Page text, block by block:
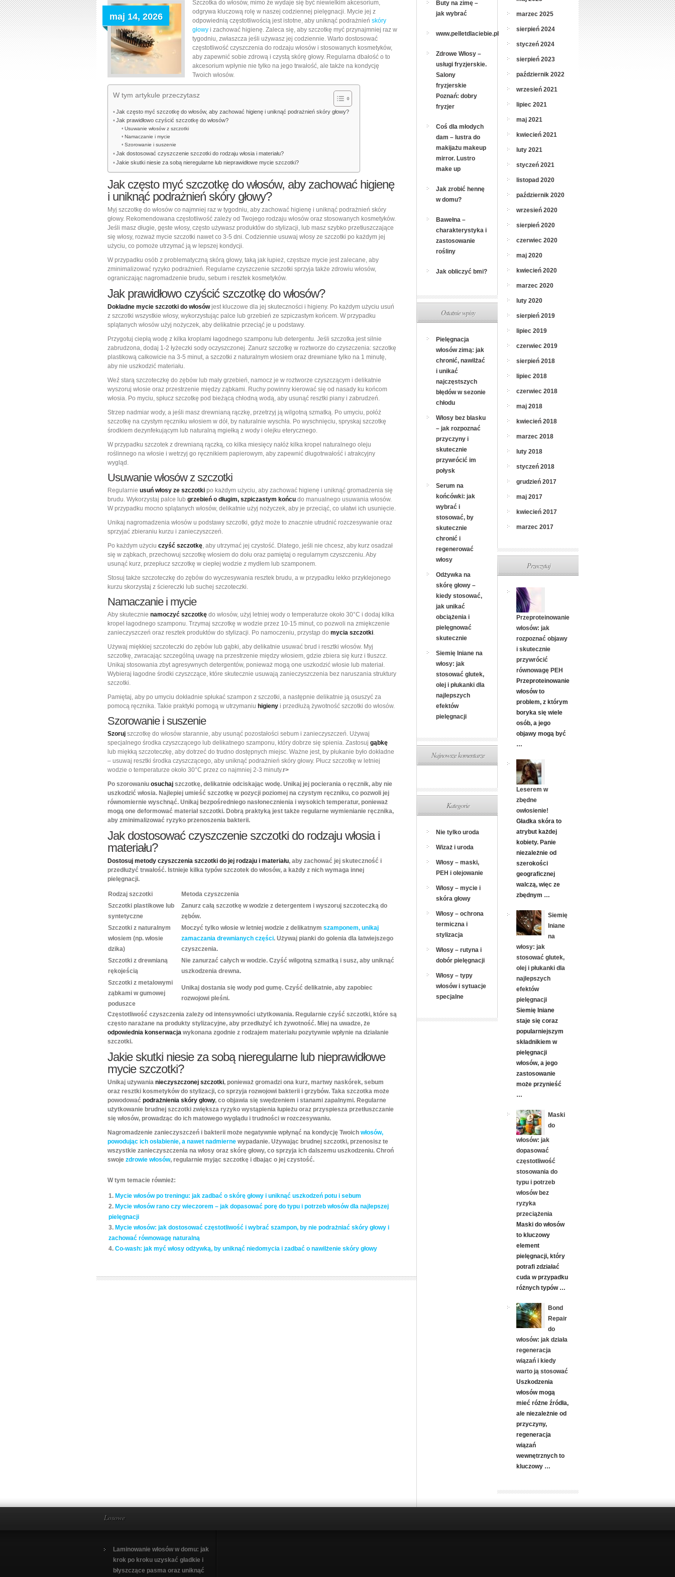
do
włosów:
jak
często
czyścić,
by
utrzymać
maj 14, 2026
Szczotka do włosów, mimo że wydaje się być niewielkim akcesorium,
odgrywa kluczową rolę w naszej codziennej pielęgnacji. Mycie jej z
odpowiednią częstotliwością jest istotne, aby uniknąć podrażnień skóry
głowy i zachować higienę. Zaleca się, aby szczotkę myć przynajmniej raz w
tygodniu, zwłaszcza jeśli używasz jej codziennie. Warto dostosować
częstotliwość czyszczenia do rodzaju włosów i stosowanych kosmetyków,
aby zapewnić sobie zdrową i czystą skórę głowy. Regularna dbałość o to
akcesorium wpłynie nie tylko na jego trwałość, ale także na kondycję
Twoich włosów.
W tym artykule przeczytasz
Jak często myć szczotkę do włosów, aby zachować higienę i uniknąć podrażnień skóry głowy?
Jak prawidłowo czyścić szczotkę do włosów?
Usuwanie włosów z szczotki
Namaczanie i mycie
Szorowanie i suszenie
Jak dostosować czyszczenie szczotki do rodzaju włosia i materiału?
Jakie skutki niesie za sobą nieregularne lub nieprawidłowe mycie szczotki?
Jak często myć szczotkę do włosów, aby zachować higienę
i uniknąć podrażnień skóry głowy?
Myj szczotkę do włosów co najmniej raz w tygodniu, aby zachować higienę i uniknąć podrażnień skóry
głowy. Rekomendowana częstotliwość zależy od Twojego rodzaju włosów oraz stosowanych kosmetyków.
Jeśli masz długie, gęste włosy, często używasz produktów do stylizacji, lub masz szybko przetłuszczające
się włosy, rozważ mycie szczotki nawet co 3-5 dni. Codziennie usuwaj włosy ze szczotki po każdym jej
użyciu, co pomoże utrzymać ją w lepszej kondycji.
W przypadku osób z problematyczną skórą głowy, taką jak łupież, częstsze mycie jest zalecane, aby
zminimalizować ryzyko podrażnień. Regularne czyszczenie szczotki sprzyja także zdrowiu włosów,
ograniczając nagromadzenie brudu, sebum i resztek kosmetyków.
Jak prawidłowo czyścić szczotkę do włosów?
Dokładne mycie szczotki do włosówjest kluczowe dla jej skuteczności i higieny. Po każdym użyciu usuń
z szczotki wszystkie włosy, wykorzystując palce lub grzebień ze szpiczastym końcem. W przypadku
splątanych włosów użyj nożyczek, aby delikatnie przeciąć je u podstawy.
Przygotuj ciepłą wodę z kilka kroplami łagodnego szamponu lub detergentu. Jeśli szczotka jest silnie
zabrudzona, dodaj 1-2 łyżeczki sody oczyszczonej. Zanurz szczotkę w roztworze do czyszczenia: szczotkę
plastikową całkowicie na 3-5 minut, a szczotki z naturalnym włosiem oraz drewniane tylko na 1 minutę,
aby nie uszkodzić materiału.
Weź starą szczoteczkę do zębów lub mały grzebień, namocz je w roztworze czyszczącym i delikatnie
wyszoruj włosie oraz przestrzenie między ząbkami. Ruchy powinny kierować się od nasady ku końcom
włosia. Po myciu, spłucz szczotkę pod bieżącą chłodną wodą, aby usunąć resztki piany i zabrudzeń.
Strzep nadmiar wody, a jeśli masz drewnianą rączkę, przetrzyj ją wilgotną szmatką. Po umyciu, połóż
szczotkę na czystym ręczniku włosiem w dół, by naturalnie wyschła. Po wyschnięciu, spryskaj szczotkę
środkiem dezynfekującym lub naturalną mgiełką z wody i olejku eterycznego.
W przypadku szczotek z drewnianą rączką, co kilka miesięcy nałóż kilka kropel naturalnego oleju
roślinnego na włosie i wetrzyj go ręcznikiem papierowym, aby zapewnić długotrwałość i atrakcyjny
wygląd.
Usuwanie włosów z szczotki
Regularnie usuń włosy ze szczotki po każdym użyciu, aby zachować higienę i uniknąć gromadzenia się
brudu. Wykorzystaj palce lub grzebień o długim, szpiczastym końcu do manualnego usuwania włosów.
W przypadku mocno splątanych włosów, delikatnie użyj nożyczek, aby je przeciąć, co ułatwi ich usunięcie.
Unikaj nagromadzenia włosów u podstawy szczotki, gdyż może to znacznie utrudnić rozczesywanie oraz
sprzyjać zbieraniu kurzu i zanieczyszczeń.
Po każdym użyciu czyść szczotkę, aby utrzymać jej czystość. Dlatego, jeśli nie chcesz, aby kurz osadzał
się w ząbkach, przechowuj szczotkę włosiem do dołu oraz pamiętaj o regularnym czyszczeniu. Aby
usunąć kurz, przepłucz szczotkę w ciepłej wodzie z mydłem lub szamponem.
Stosuj także szczoteczkę do zębów do wyczesywania resztek brudu, a w przypadku lekko przyklejonego
kurzu skorzystaj z ściereczki lub suchej szczoteczki.
Namaczanie i mycie
Aby skutecznie namoczyć szczotkę do włosów, użyj letniej wody o temperaturze około 30°C i dodaj kilka
kropel łagodnego szamponu. Trzymaj szczotkę w wodzie przez 10-15 minut, co pozwoli na zmiękczenie
zanieczyszczeń oraz resztek produktów do stylizacji. Po namoczeniu, przystąp do mycia szczotki.
Używaj miękkiej szczoteczki do zębów lub gąbki, aby delikatnie usuwać brud i resztki włosów. Myj
szczotkę, zwracając szczególną uwagę na przestrzenie między włosiem, gdzie zbiera się kurz i tłuszcz.
Unikaj stosowania zbyt agresywnych detergentów, ponieważ mogą one uszkodzić włosie lub materiał.
Wybieraj łagodne środki czyszczące, które skutecznie usuwają zanieczyszczenia bez naruszania struktury
szczotki.
Pamiętaj, aby po umyciu dokładnie spłukać szampon z szczotki, a następnie delikatnie ją osuszyć za
pomocą ręcznika. Takie praktyki pomogą w utrzymaniu higieny i przedłużą żywotność szczotki do włosów.
Szorowanie i suszenie
Szoruj szczotkę do włosów starannie, aby usunąć pozostałości sebum i zanieczyszczeń. Używaj
specjalnego środka czyszczącego lub delikatnego szamponu, który dobrze się spienia. Zastosuj gąbkę
lub miękką szczoteczkę, aby dotrzeć do trudno dostępnych miejsc. Ważne jest, by płukanie było dokładne
– usuwaj resztki środka czyszczącego, aby uniknąć podrażnień skóry głowy. Płucz szczotkę w letniej
wodzie o temperaturze około 30°C przez co najmniej 2-3 minuty.r>
Po szorowaniu osuchaj szczotkę, delikatnie odciskając wodę. Unikaj jej pocierania o ręcznik, aby nie
uszkodzić włosia. Najlepiej umieść szczotkę w pozycji poziomej na czystym ręczniku, co pozwoli jej
równomiernie wyschnąć. Unikaj bezpośredniego nasłonecznienia i wysokich temperatur, ponieważ
mogą one deformować materiał szczotki. Dobrą praktyką jest także regularne wymienianie ręcznika,
aby zminimalizować ryzyko przenoszenia bakterii.
Jak dostosować czyszczenie szczotki do rodzaju włosia i
materiału?
Dostosuj metody czyszczenia szczotki do jej rodzaju i materiału, aby zachować jej skuteczność i
przedłużyć trwałość. Istnieje kilka typów szczotek do włosów, a każdy z nich wymaga innej
pielęgnacji.
Rodzaj szczotki
Metoda czyszczenia
Szczotki plastikowe lub
syntetyczne
Zanurz całą szczotkę w wodzie z detergentem i wyszoruj szczoteczką do
zębów.
Szczotki z naturalnym
włosiem (np. włosie
dzika)
Moczyć tylko włosie w letniej wodzie z delikatnym szamponem, unikaj
zamaczania drewnianych części. Używaj pianki do golenia dla łatwiejszego
czyszczenia.
Szczotki z drewnianą
rękojeścią
Nie zanurzać całych w wodzie. Czyść wilgotną szmatką i susz, aby uniknąć
uszkodzenia drewna.
Szczotki z metalowymi
ząbkami w gumowej
poduszce
Unikaj dostania się wody pod gumę. Czyść delikatnie, aby zapobiec
rozwojowi pleśni.
Częstotliwość czyszczenia zależy od intensywności użytkowania. Regularnie czyść szczotki, które są
często narażane na produkty stylizacyjne, aby przedłużyć ich żywotność. Miej na uwadze, że
odpowiednia konserwacja wykonana zgodnie z rodzajem materiału pozytywnie wpłynie na działanie
szczotki.
Jakie skutki niesie za sobą nieregularne lub nieprawidłowe
mycie szczotki?
Unikaj używania nieczyszczonej szczotki, ponieważ gromadzi ona kurz, martwy naskórek, sebum
oraz resztki kosmetyków do stylizacji, co sprzyja rozwojowi bakterii i grzybów. Taka szczotka może
powodować podrażnienia skóry głowy, co objawia się swędzeniem i stanami zapalnymi. Regularne
użytkowanie brudnej szczotki zwiększa ryzyko wystąpienia łupieżu oraz przyspiesza przetłuszczanie
się włosów, prowadząc do ich matowego wyglądu i trudności w rozczesywaniu.
Nagromadzenie zanieczyszczeń i bakterii może negatywnie wpłynąć na kondycję Twoich włosów,
powodując ich osłabienie, a nawet nadmierne wypadanie. Używając brudnej szczotki, przenosisz te
wszystkie zanieczyszczenia na włosy oraz skórę głowy, co sprzyja ich dalszemu uszkodzeniu. Chroń
swoje zdrowie włosów, regularnie myjąc szczotkę i dbając o jej czystość.
W tym temacie również:
Mycie włosów po treningu: jak zadbać o skórę głowy i uniknąć uszkodzeń potu i sebum
Mycie włosów rano czy wieczorem – jak dopasować porę do typu i potrzeb włosów dla najlepszej
pielęgnacji
Mycie włosów: jak dostosować częstotliwość i wybrać szampon, by nie podrażniać skóry głowy i
zachować równowagę naturalną
Co-wash: jak myć włosy odżywką, by uniknąć niedomycia i zadbać o nawilżenie skóry głowy
Buty na zimę –
jak wybrać
www.pelletdlaciebie.pl
Zdrowe Włosy –
usługi fryzjerskie.
Salony
fryzjerskie
Poznań: dobry
fryzjer
Coś dla młodych
dam – lustra do
makijażu makeup
mirror. Lustro
make up
Jak zrobić hennę
w domu?
Bawełna –
charakterystyka i
zastosowanie
rośliny
Jak obliczyć bmi?
Ostatnie wpisy
Pielęgnacja
włosów zimą: jak
chronić, nawilżać
i unikać
najczęstszych
błędów w sezonie
chłodu
Włosy bez blasku
– jak rozpoznać
przyczyny i
skutecznie
przywrócić im
połysk
Serum na
końcówki: jak
wybrać i
stosować, by
skutecznie
chronić i
regenerować
włosy
Odżywka na
skórę głowy –
kiedy stosować,
jak unikać
obciążenia i
pielęgnować
skutecznie
Siemię lniane na
włosy: jak
stosować glutek,
olej i płukanki dla
najlepszych
efektów
pielęgnacji
Najnowsze komentarze
Kategorie
Nie tylko uroda
Wizaż i uroda
Włosy – maski,
PEH i olejowanie
Włosy – mycie i
skóra głowy
Włosy – ochrona
termiczna i
stylizacja
Włosy – rutyna i
dobór pielęgnacji
Włosy – typy
włosów i sytuacje
specjalne
marzec 2025
sierpień 2024
styczeń 2024
sierpień 2023
październik 2022
wrzesień 2021
lipiec 2021
maj 2021
kwiecień 2021
luty 2021
styczeń 2021
listopad 2020
październik 2020
wrzesień 2020
sierpień 2020
czerwiec 2020
maj 2020
kwiecień 2020
marzec 2020
luty 2020
sierpień 2019
lipiec 2019
czerwiec 2019
sierpień 2018
lipiec 2018
czerwiec 2018
maj 2018
kwiecień 2018
marzec 2018
luty 2018
styczeń 2018
grudzień 2017
maj 2017
kwiecień 2017
marzec 2017
Przeczytaj
Przeproteinowanie
włosów: jak
rozpoznać objawy
i skutecznie
przywrócić
równowagę PEH
Przeproteinowanie
włosów to
problem, z którym
boryka się wiele
osób, a jego
objawy mogą być
…
Leserem w
zbędne
owłosienie!
Gładka skóra to
atrybut każdej
kobiety. Panie
niezależnie od
szerokości
geograficznej
walczą, więc ze
zbędnym …
Siemię
lniane
na
włosy: jak
stosować glutek,
olej i płukanki dla
najlepszych
efektów
pielęgnacji
Siemię lniane
staje się coraz
popularniejszym
składnikiem w
pielęgnacji
włosów, a jego
zastosowanie
może przynieść
…
Maski
do
włosów: jak
dopasować
częstotliwość
stosowania do
typu i potrzeb
włosów bez
ryzyka
przeciążenia
Maski do włosów
to kluczowy
element
pielęgnacji, który
potrafi zdziałać
cuda w przypadku
różnych typów …
Bond
Repair
do
włosów: jak działa
regeneracja
wiązań i kiedy
warto ją stosować
Uszkodzenia
włosów mogą
mieć różne źródła,
ale niezależnie od
przyczyny,
regeneracja
wiązań
wewnętrznych to
kluczowy …
Losowe
Laminowanie włosów w domu: jak
krok po kroku uzyskać gładkie i
błyszczące pasma oraz uniknąć